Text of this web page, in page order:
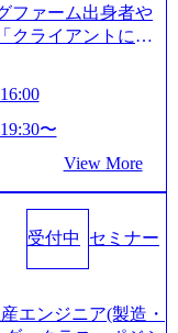
業界の動向や業務
時のアンケート
ました」「業界
の体感的なお話を
日夜という日程の
く、現職への配
のオンライン参加
構想・事業展開/入
ライン (Google M
スサイドでのキャ
に決めてはいない
・大阪での勤務を
ファーム出身者や
クライアントにと
ーム テクノロジ
つDX時代におい
心に最先端テクノ
の企業価値の最大
革、人材育成、業
グサービスを一気
コンサルティング
（槍）を指して
い企業として認知
〜
View More
受付中 セミナー
エンジニア(製造・